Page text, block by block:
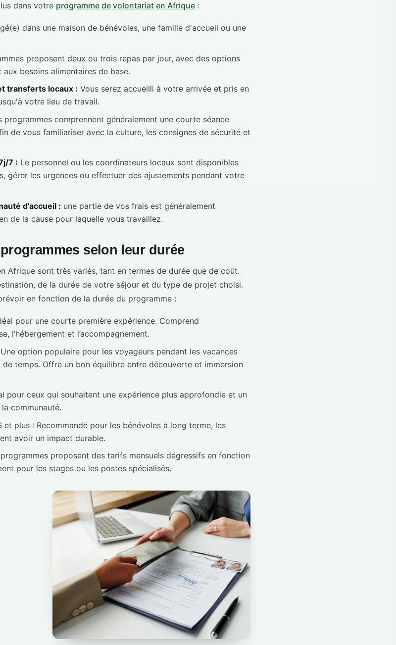
dans votre programme de volontariat en Afrique :
dans une maison de bénévoles, une famille d'accueil ou une
proposent deux ou trois repas par jour, avec des options
besoins alimentaires de base.
transferts locaux : Vous serez accueilli à votre arrivée et pris en
votre lieu de travail.
programmes comprennent généralement une courte séance
de vous familiariser avec la culture, les consignes de sécurité et
7 : Le personnel ou les coordinateurs locaux sont disponibles
gérer les urgences ou effectuer des ajustements pendant votre
d'accueil : une partie de vos frais est généralement
de la cause pour laquelle vous travaillez.
selon leur durée
Afrique sont très variés, tant en termes de durée que de coût.
de la durée de votre séjour et du type de projet choisi.
en fonction de la durée du programme :
pour une courte première expérience. Comprend
l’hébergement et l’accompagnement.
option populaire pour les voyageurs pendant les vacances
temps. Offre un bon équilibre entre découverte et immersion
pour ceux qui souhaitent une expérience plus approfondie et un
communauté.
et plus : Recommandé pour les bénévoles à long terme, les
avoir un impact durable.
proposent des tarifs mensuels dégressifs en fonction
pour les stages ou les postes spécialisés.